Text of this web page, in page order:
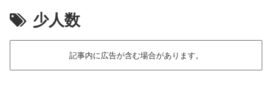
少人数
記事内に広告が含む場合があります。